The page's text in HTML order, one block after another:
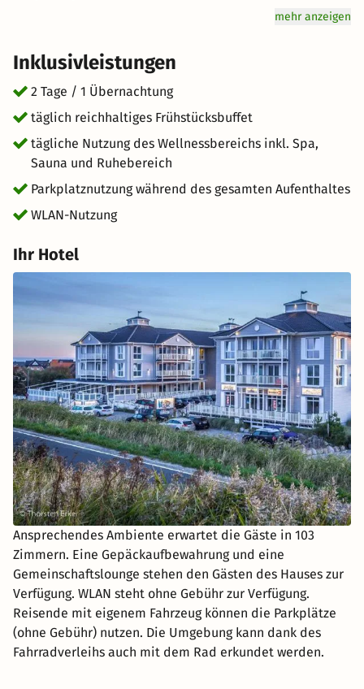
einen unvergesslichen Tag mit Ihrem Partner oder der
Sehenswürdigkeiten oder vergnügen Sie sich am Meer. In
St. Peter-Ording hat jeder seinen Spaß. Genuss wird hier
groß geschrieben: Starten Sie mit einem reichhaltigen
Frühstücksbuffet für Genießer vital in den Tag. Freuen Sie
sich auf hervorragenden Service und eine entspannte
Atmosphäre für einen einzigartigen Urlaub. kurz-mal-
weg.de wünscht Ihnen einen großartigen Aufenthalt im
schönen St. Peter-Ording.
mehr anzeigen
Inklusivleistungen
2 Tage / 1 Übernachtung
täglich reichhaltiges Frühstücksbuffet
tägliche Nutzung des Wellnessbereichs inkl. Spa,
Sauna und Ruhebereich
Parkplatznutzung während des gesamten Aufenthaltes
WLAN-Nutzung
Ihr Hotel
Ansprechendes Ambiente erwartet die Gäste in 103
Zimmern. Eine Gepäckaufbewahrung und eine
Gemeinschaftslounge stehen den Gästen des Hauses zur
Verfügung. WLAN steht ohne Gebühr zur Verfügung.
Reisende mit eigenem Fahrzeug können die Parkplätze
(ohne Gebühr) nutzen. Die Umgebung kann dank des
Fahrradverleihs auch mit dem Rad erkundet werden.